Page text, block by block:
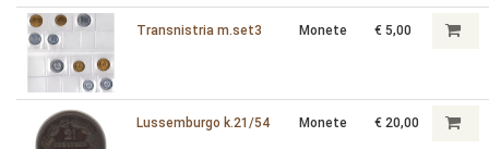
Transnistria m.set3 Monete € 5,00
Lussemburgo k.21/54 Monete € 20,00